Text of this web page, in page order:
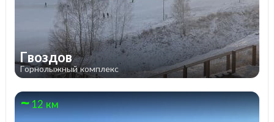
Гвоздов
Горнолыжный комплекс
12 км